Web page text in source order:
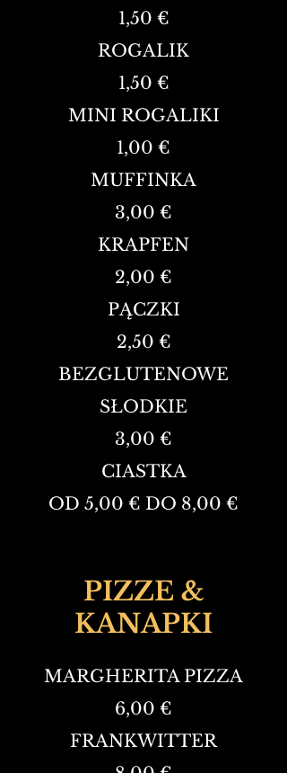
1,50 €
ROGALIK
1,50 €
MINI ROGALIKI
1,00 €
MUFFINKA
3,00 €
KRAPFEN
2,00 €
PĄCZKI
2,50 €
BEZGLUTENOWE
SŁODKIE
3,00 €
CIASTKA
OD 5,00 € DO 8,00 €
PIZZE &
KANAPKI
MARGHERITA PIZZA
6,00 €
FRANKWITTER